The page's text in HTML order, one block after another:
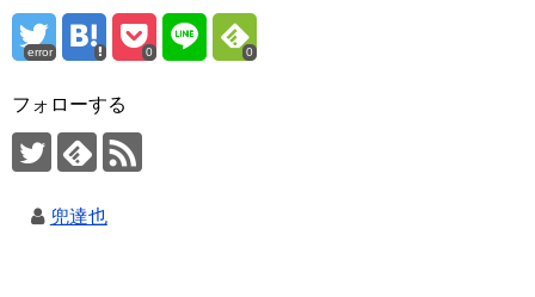
error 0 0
フォローする
兜達也